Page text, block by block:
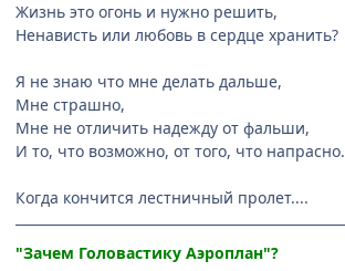
Жизнь это огонь и нужно решить,
Ненависть или любовь в сердце хранить?
Я не знаю что мне делать дальше,
Мне страшно,
Мне не отличить надежду от фальши,
И то, что возможно, от того, что напрасно.
Когда кончится лестничный пролет....
"Зачем Головастику Аэроплан"?